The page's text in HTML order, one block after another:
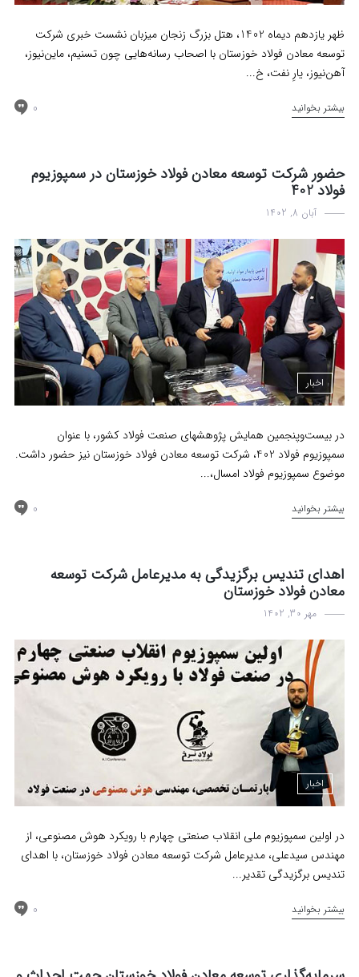
ظهر یازدهم دیماه 1402، هتل بزرگ زنجان میزبان نشست خبری شرکت
توسعه معادن فولاد خوزستان با اصحاب رسانه‌‌هایی چون تسنیم، ماین‌نیوز،
آهن‌نیوز، یارِ نفت، خ...
بیشتر بخوانید 0
حضور شرکت توسعه معادن فولاد خوزستان در سمپوزیوم
فولاد 402
آبان 8, 1402
اخبار
در بیست‌وپنجمین همایش پژوهشهای صنعت فولاد کشور، با عنوان
سمپوزیوم فولاد 402، شرکت توسعه معادن فولاد خوزستان نیز حضور داشت.
موضوع سمپوزیوم فولاد امسال،...
بیشتر بخوانید 0
اهدای تندیس برگزیدگی به مدیرعامل شرکت توسعه
معادن فولاد خوزستان
مهر 30, 1402
اخبار
در اولین سمپوزیوم ملی انقلاب صنعتی چهارم با رویکرد هوش مصنوعی، از
مهندس سیدعلی، مدیرعامل شرکت توسعه معادن فولاد خوزستان، با اهدای
تندیس برگزیدگی تقدیر...
بیشتر بخوانید 0